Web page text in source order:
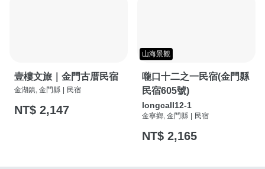
壹樓文旅｜金門古厝民宿
金湖鎮, 金門縣 | 民宿
NT$ 2,147
山海景觀
嚨口十二之一民宿(金門縣
民宿605號)
longcall12-1
金寧鄉, 金門縣 | 民宿
NT$ 2,165